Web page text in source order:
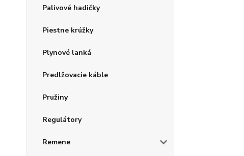
Palivové hadičky
Piestne krúžky
Plynové lanká
Predlžovacie káble
Pružiny
Regulátory
Remene